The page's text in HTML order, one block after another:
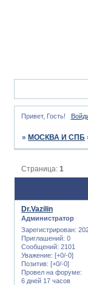
Привет, Гость!
» МОСКВА И СПБ
Страница:1
Dr.Vazilin
Администратор
Зарегистрирован:
Приглашений: 0
Сообщений: 2101
Уважение: [+0/-0]
Позитив: [+0/-0]
Провел на форуме:
6 дней 17 часов